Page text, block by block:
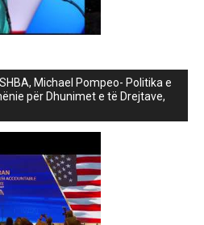
Michael Pompeo- Politika e
për Dhunimet e të Drejtave,